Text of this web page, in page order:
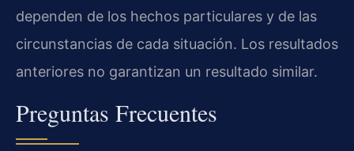
dependen de los hechos particulares y de las
circunstancias de cada situación. Los resultados
anteriores no garantizan un resultado similar.
Preguntas Frecuentes